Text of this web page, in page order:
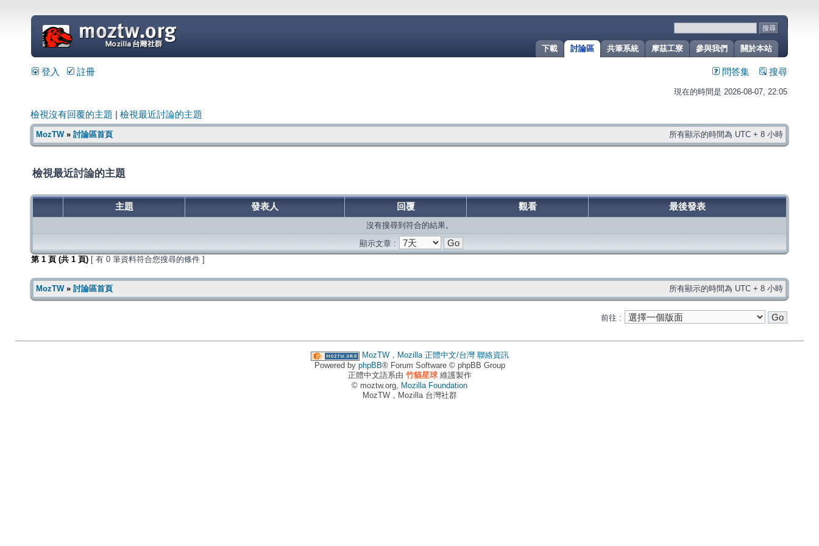
關於本站
參與我們
摩茲工寮
共筆系統
討論區
下載
=
登入 註冊 問答集 搜尋
現在的時間是 2026-08-07, 22:05
檢視沒有回覆的主題 檢視最近討論的主題
MozTW» 討論區首頁 所有顯示的時間為 UTC + 8 小時
檢視最近討論的主題
主題 發表人 回覆 觀看 最後發表
沒有搜尋到符合的結果。
顯示文章 :
第 1 頁 (共 1 頁) [ 有 0 筆資料符合您搜尋的條件 ]
MozTW» 討論區首頁 所有顯示的時間為 UTC + 8 小時
前往 :
MozTW，Mozilla 正體中文/台灣 聯絡資訊
Powered by phpBB® Forum Software © phpBB Group
正體中文語系由 竹貓星球維護製作
© moztw.org, Mozilla Foundation
MozTW，Mozilla 台灣社群